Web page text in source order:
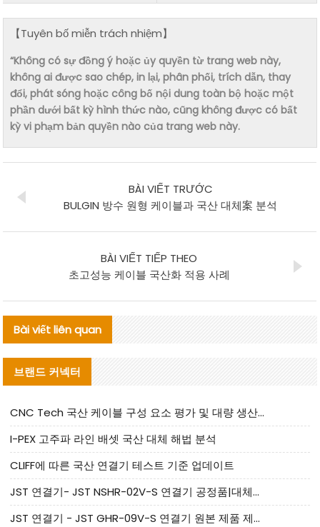
【Tuyên bố miễn trách nhiệm】
“Không có sự đồng ý hoặc ủy quyền từ trang web này,
không ai được sao chép, in lại, phân phối, trích dẫn, thay
đổi, phát sóng hoặc công bố nội dung toàn bộ hoặc một
phần dưới bất kỳ hình thức nào, cũng không được có bất
kỳ vi phạm bản quyền nào của trang web này.
BÀI VIẾT TRƯỚC
BULGIN 방수 원형 케이블과 국산 대체案 분석
BÀI VIẾT TIẾP THEO
초고성능 케이블 국산화 적용 사례
Bài viết liên quan
브랜드 커넥터
CNC Tech 국산 케이블 구성 요소 평가 및 대량 생산 적합성 가이드
I-PEX 고주파 라인 배셋 국산 대체 해법 분석
CLIFF에 따른 국산 연결기 테스트 기준 업데이트
JST 연결기- JST NSHR-02V-S 연결기 공정품|대체품 제공
JST 연결기 - JST GHR-09V-S 연결기 원본 제품 제공 | 대체품 제공